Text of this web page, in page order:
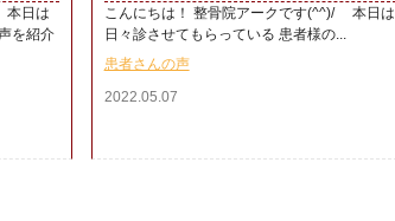
本日は
を紹介
こんにちは！ 整骨院アークです(^^)/ 本日は
日々診させてもらっている 患者様の...
患者さんの声
2022.05.07